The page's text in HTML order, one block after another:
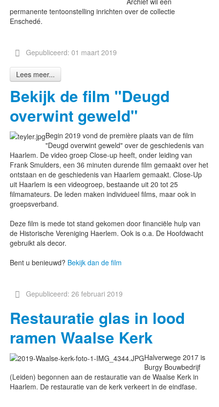
permanente tentoonstelling inrichten over de collectie
Enschedé.
Gepubliceerd: 01 maart 2019
Lees meer...
Bekijk de film "Deugd
overwint geweld"
Begin 2019 vond de première plaats van de film
"Deugd overwint geweld" over de geschiedenis van
Haarlem. De video groep Close-up heeft, onder leiding van
Frank Smulders, een 36 minuten durende film gemaakt over het
ontstaan en de geschiedenis van Haarlem gemaakt. Close-Up
uit Haarlem is een videogroep, bestaande uit 20 tot 25
filmamateurs. De leden maken individueel films, maar ook in
groepsverband.
Deze film is mede tot stand gekomen door financiële hulp van
de Historische Vereniging Haerlem. Ook is o.a. De Hoofdwacht
gebruikt als decor.
Bent u benieuwd? Bekijk dan de film
Gepubliceerd: 26 februari 2019
Restauratie glas in lood
ramen Waalse Kerk
Halverwege 2017 is
Burgy Bouwbedrijf
(Leiden) begonnen aan de restauratie van de Waalse Kerk in
Haarlem. De restauratie van de kerk verkeert in de eindfase.